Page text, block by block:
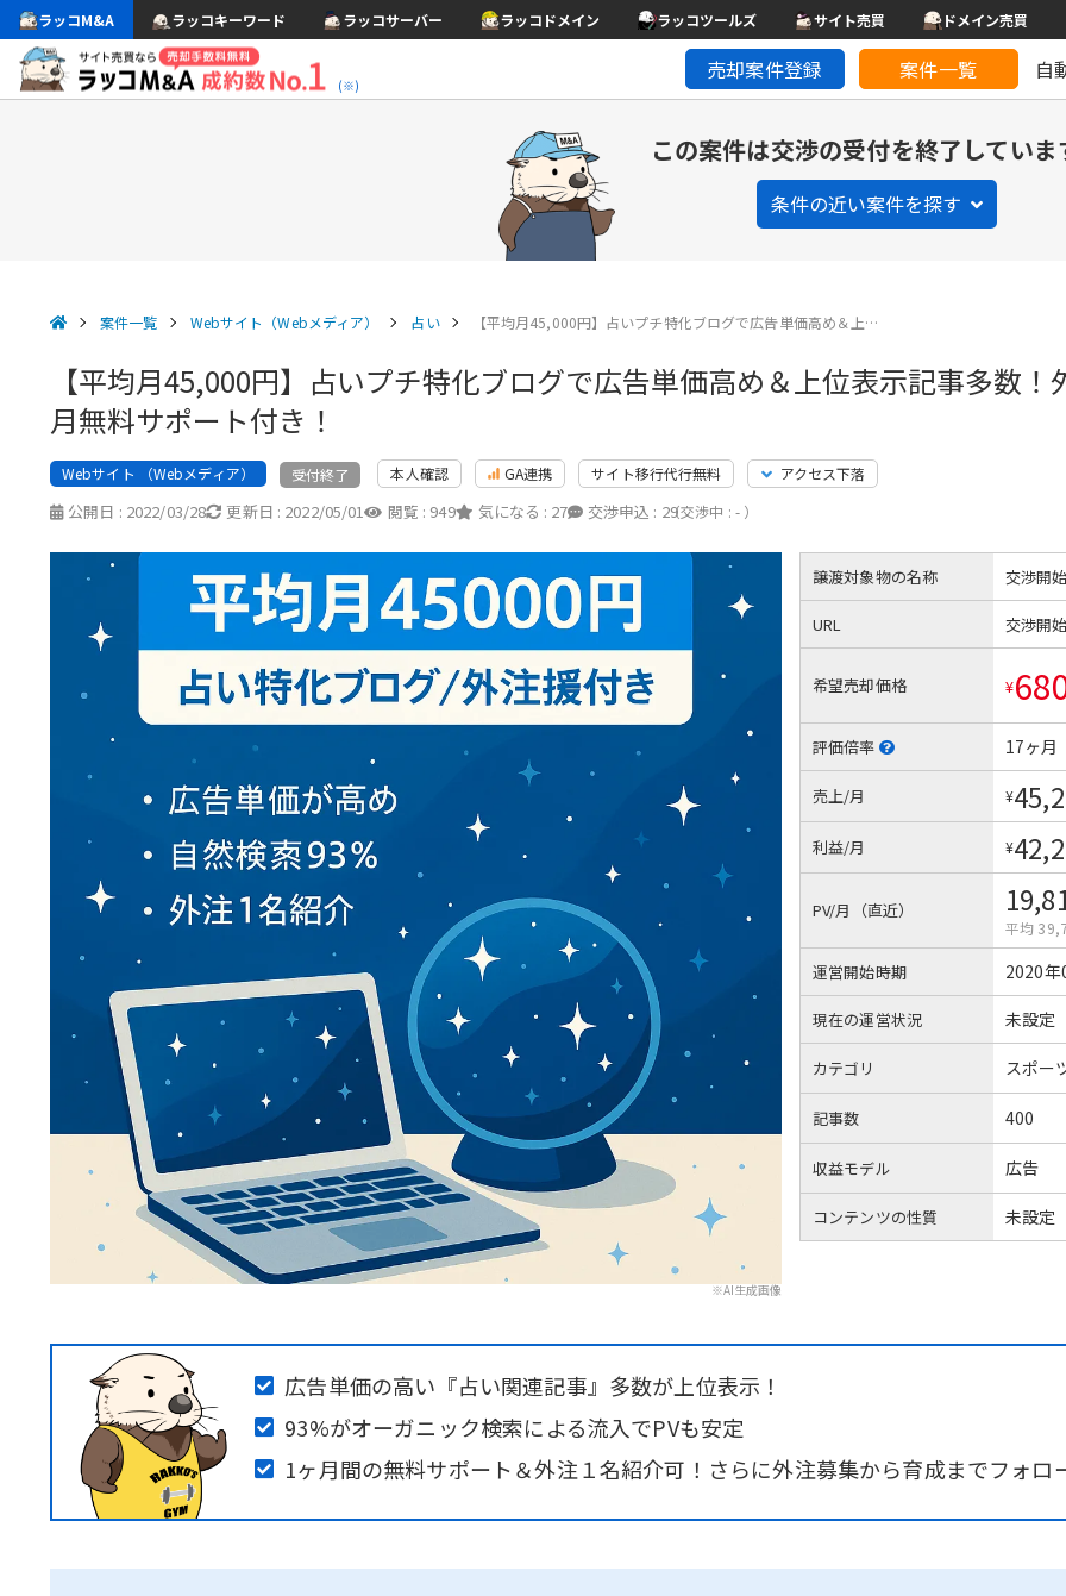
ラッコM&A ラッコキーワード ラッコサーバー ラッコドメイン ラッコツールズ サイト売買 ドメイン売買
(※)
売却案件登録 案件一覧 自
この案件は交渉の受付を終了していま
条件の近い案件を探す
案件一覧 Webサイト（Webメディア） 占い 【平均月45,000円】占いプチ特化ブログで広告単価高め＆上…
【平均月45,000円】占いプチ特化ブログで広告単価高め＆上位表示記事多数！
月無料サポート付き！
Webサイト （Webメディア） 受付終了 本人確認 GA連携 サイト移行代行無料 アクセス下落
公開日 : 2022/03/28 更新日 : 2022/05/01 閲覧 : 949 気になる : 27 交渉申込 : 29
（交渉中 : - ）
※AI生成画像
譲渡対象物の名称 交渉開
URL 交渉開
希望売却価格 ¥
評価倍率 17ヶ月
売上/月 ¥
利益/月 ¥
PV/月（直近）
平均
運営開始時期 2020年
現在の運営状況 未設定
カテゴリ スポー
記事数 400
収益モデル 広告
コンテンツの性質 未設定
広告単価の高い『占い関連記事』多数が上位表示！
93%がオーガニック検索による流入でPVも安定
1ヶ月間の無料サポート＆外注１名紹介可！さらに外注募集から育成までフォロ